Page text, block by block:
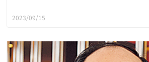
2023/09/15